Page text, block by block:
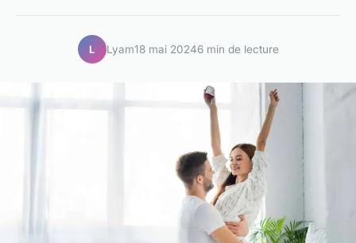
L Lyam18 mai 20246 min de lecture